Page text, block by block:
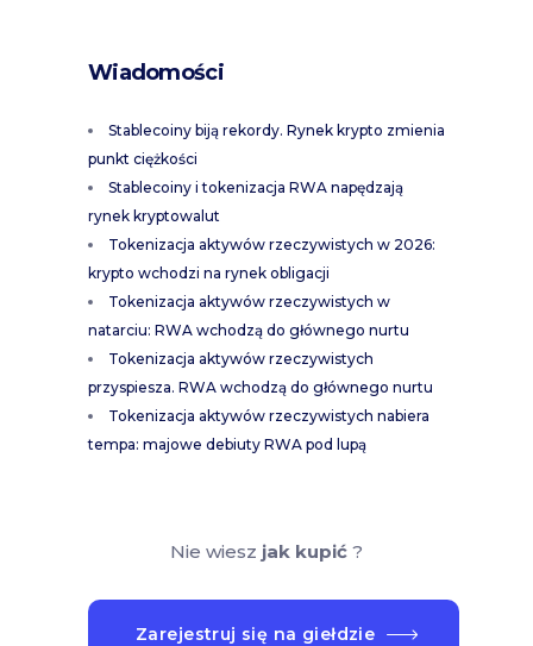
Wiadomości
Stablecoiny biją rekordy. Rynek krypto zmienia
punkt ciężkości
Stablecoiny i tokenizacja RWA napędzają
rynek kryptowalut
Tokenizacja aktywów rzeczywistych w 2026:
krypto wchodzi na rynek obligacji
Tokenizacja aktywów rzeczywistych w
natarciu: RWA wchodzą do głównego nurtu
Tokenizacja aktywów rzeczywistych
przyspiesza. RWA wchodzą do głównego nurtu
Tokenizacja aktywów rzeczywistych nabiera
tempa: majowe debiuty RWA pod lupą
Nie wiesz jak kupić?
Zarejestruj się na giełdzie